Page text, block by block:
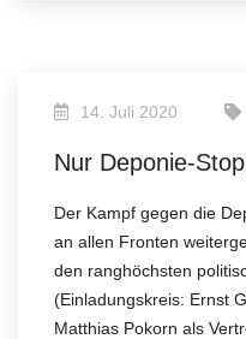
14. Juli 2020
Nur Deponie-
Der Kampf gegen die
an allen Fronten
den ranghöchsten
(Einladungskreis: Ernst
Matthias Pokorn als